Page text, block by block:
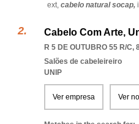
ext, cabelo natural socap,
Cabelo Com Arte,
R 5 DE OUTUBRO 55 R/C,
Salões de cabeleireiro
UNIP
Ver empresa Ver